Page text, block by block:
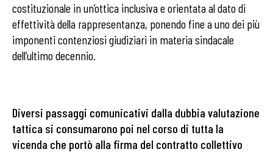
costituzionale in un’ottica inclusiva e orientata al dato di
effettività della rappresentanza, ponendo fine a uno dei più
imponenti contenziosi giudiziari in materia sindacale
dell’ultimo decennio.
Diversi passaggi comunicativi dalla dubbia valutazione
tattica si consumarono poi nel corso di tutta la
vicenda che portò alla firma del contratto collettivo